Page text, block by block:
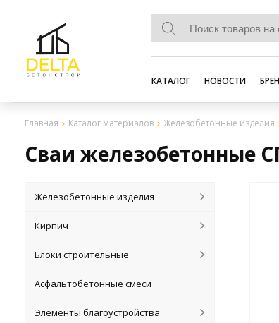
КАТАЛОГ НОВОСТИ
Главная Каталог материалов Железобетонные изделия
Сваи железобетонные
Железобетонные изделия
Кирпич
Блоки строительные
Асфальтобетонные смеси
Элементы благоустройства